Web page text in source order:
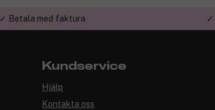
✓ Betala med faktura ✓
Kundservice
Hjälp
Kontakta oss